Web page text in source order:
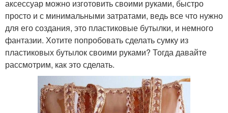
аксессуар можно изготовить своими руками, быстро
просто и с минимальными затратами, ведь все что нужно
для его создания, это пластиковые бутылки, и немного
фантазии. Хотите попробовать сделать сумку из
пластиковых бутылок своими руками? Тогда давайте
рассмотрим, как это сделать.